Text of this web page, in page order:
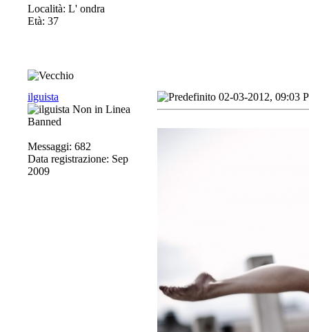
Località: L' ondra
Età: 37
ilguista
Banned
Messaggi: 682
Data registrazione: Sep
2009
02-03-2012, 09:03